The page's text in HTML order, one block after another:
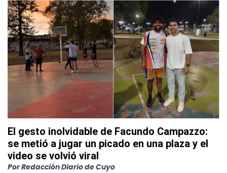
El gesto inolvidable de Facundo Campazzo:
se metió a jugar un picado en una plaza y el
video se volvió viral
PorRedacción Diario de Cuyo